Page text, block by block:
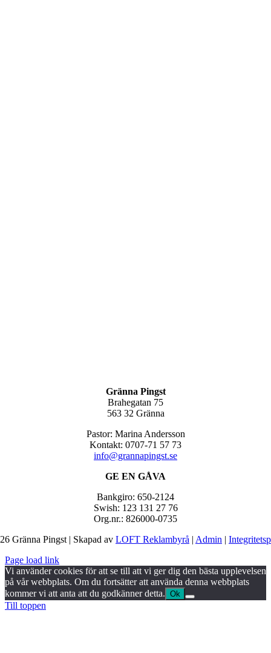
Gränna Pingst
Brahegatan 75
563 32 Gränna
Pastor: Marina Andersson
Kontakt: 0707-71 57 73
info@grannapingst.se
GE EN GÅVA
Bankgiro: 650-2124
Swish: 123 131 27 76
Org.nr.: 826000-0735
Gränna Pingst | Skapad av LOFT Reklambyrå | Admin |
Page load link
Vi använder cookies för att se till att vi ger dig den bästa upplevelsen
på vår webbplats. Om du fortsätter att använda denna webbplats
kommer vi att anta att du godkänner detta. Ok
Till toppen